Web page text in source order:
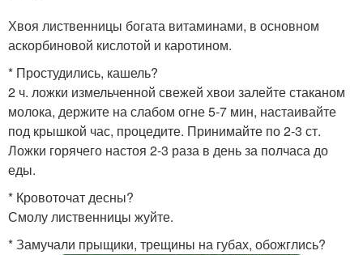
Хвоя лиственницы богата витаминами, в основном
аскорбиновой кислотой и каротином.
* Простудились, кашель?
2 ч. ложки измельченной свежей хвои залейте стаканом
молока, держите на слабом огне 5-7 мин, настаивайте
под крышкой час, процедите. Принимайте по 2-3 ст.
Ложки горячего настоя 2-3 раза в день за полчаса до
еды.
* Кровоточат десны?
Смолу лиственницы жуйте.
* Замучали прыщики, трещины на губах, обожглись?